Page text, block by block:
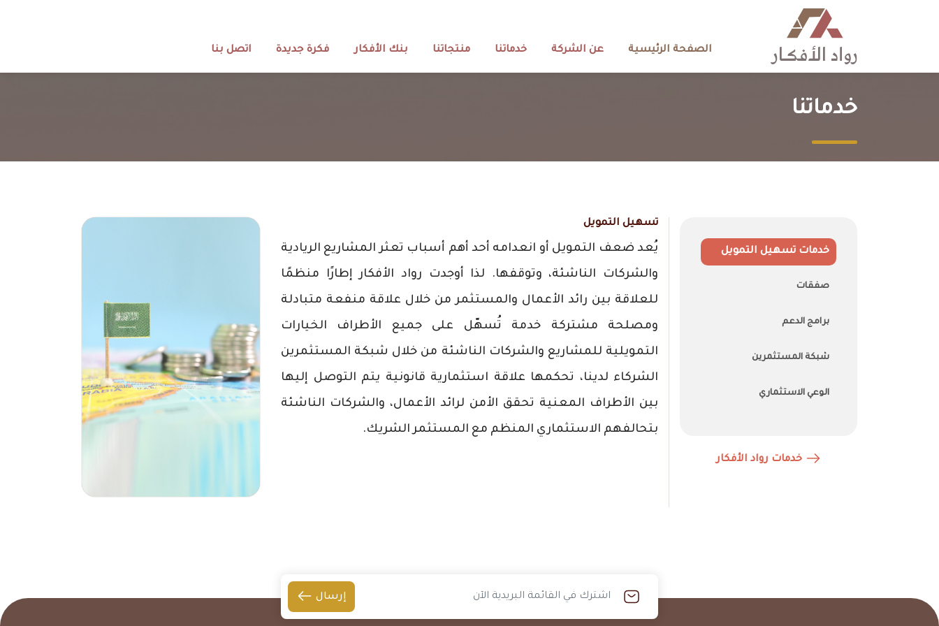
الصفحة الرئيسية عن الشركة خدماتنا منتجاتنا بنك الأفكار فكرة جديدة اتصل بنا
خدماتنا
خدمات تسهيل التمويل
صفقات
برامج الدعم
شبكة المستثمرين
الوعي الاستثماري
خدمات رواد الأفكار
تسهيل التمويل
يُعد ضعف التمويل أو انعدامه أحد أهم أسباب تعثر المشاريع الريادية
والشركات الناشئة، وتوقفها. لذا أوجدت رواد الأفكار إطارًا منظمًا
للعلاقة بين رائد الأعمال والمستثمر من خلال علاقة منفعة متبادلة
ومصلحة مشتركة خدمة تُسهّل على جميع الأطراف الخيارات
التمويلية للمشاريع والشركات الناشئة من خلال شبكة المستثمرين
الشركاء لدينا، تحكمها علاقة استثمارية قانونية يتم التوصل إليها
بين الأطراف المعنية تحقق الأمن لرائد الأعمال، والشركات الناشئة
بتحالفهم الاستثماري المنظم مع المستثمر الشريك.
إرسال